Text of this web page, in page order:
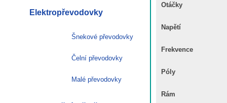
Otáčky
Napětí
Frekvence
Póly
Rám
Elektropřevodovky
Šnekové převodovky
Čelní převodovky
Malé převodovky